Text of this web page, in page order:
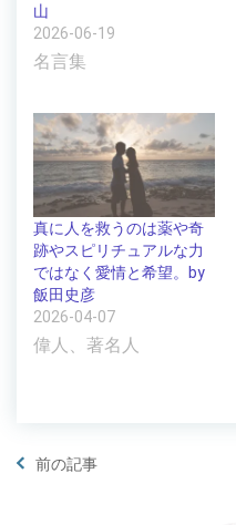
山
2026-06-19
名言集
真に人を救うのは薬や奇
跡やスピリチュアルな力
ではなく愛情と希望。by
飯田史彦
2026-04-07
偉人、著名人
前の記事